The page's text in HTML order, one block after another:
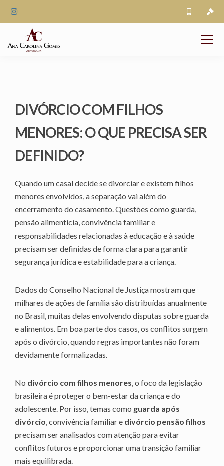
DIVÓRCIO COM FILHOS
MENORES: O QUE PRECISA SER
DEFINIDO?
Quando um casal decide se divorciar e existem filhos
menores envolvidos, a separação vai além do
encerramento do casamento. Questões como guarda,
pensão alimentícia, convivência familiar e
responsabilidades relacionadas à educação e à saúde
precisam ser definidas de forma clara para garantir
segurança jurídica e estabilidade para a criança.
Dados do Conselho Nacional de Justiça mostram que
milhares de ações de família são distribuídas anualmente
no Brasil, muitas delas envolvendo disputas sobre guarda
e alimentos. Em boa parte dos casos, os conflitos surgem
após o divórcio, quando regras importantes não foram
devidamente formalizadas.
No divórcio com filhos menores, o foco da legislação
brasileira é proteger o bem-estar da criança e do
adolescente. Por isso, temas como guarda após
divórcio, convivência familiar e divórcio pensão filhos
precisam ser analisados com atenção para evitar
conflitos futuros e proporcionar uma transição familiar
mais equilibrada.